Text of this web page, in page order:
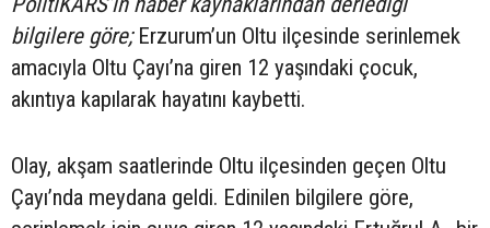
bilgilere göre;Erzurum’un Oltu ilçesinde serinlemek
amacıyla Oltu Çayı’na giren 12 yaşındaki çocuk,
akıntıya kapılarak hayatını kaybetti.
Olay, akşam saatlerinde Oltu ilçesinden geçen Oltu
Çayı’nda meydana geldi. Edinilen bilgilere göre,